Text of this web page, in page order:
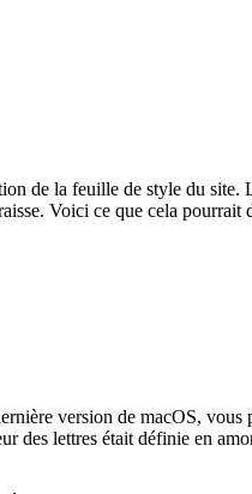
de la feuille de style du site.
Voici ce que cela pourrait
version de macOS, vous
des lettres était définie en